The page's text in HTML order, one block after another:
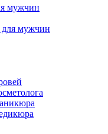
мужчин
для мужчин